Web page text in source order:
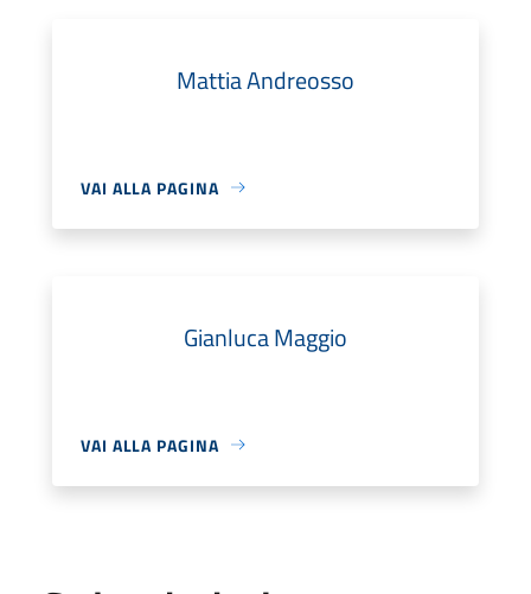
Mattia Andreosso
VAI ALLA PAGINA
Gianluca Maggio
VAI ALLA PAGINA